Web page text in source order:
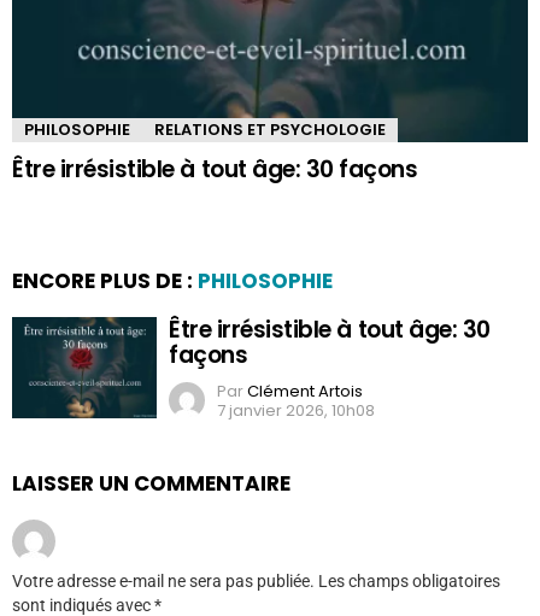
PHILOSOPHIE RELATIONS ET PSYCHOLOGIE
Être irrésistible à tout âge: 30 façons
ENCORE PLUS DE : PHILOSOPHIE
Être irrésistible à tout âge: 30
façons
ParClément Artois
7 janvier 2026, 10h08
LAISSER UN COMMENTAIRE
Votre adresse e-mail ne sera pas publiée. Les champs obligatoires
sont indiqués avec*